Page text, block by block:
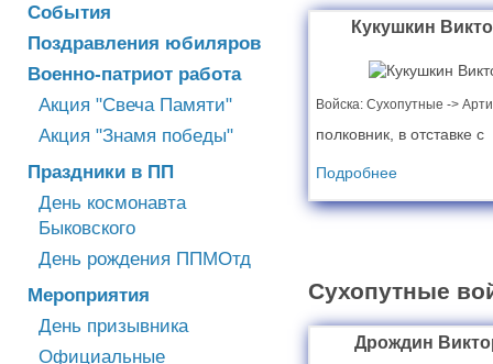
События
Поздравления юбиляров
Военно-патриот работа
Акция "Свеча Памяти"
Акция "Знамя победы"
Праздники в ПП
День космонавта
Быковского
День рождения ППМОтд
Мероприятия
День призывника
Официальные
Кукушкин
Войска: Cухопутные ->
полковник, в отставке с
Подробнее
Сухопутные
Дрождин